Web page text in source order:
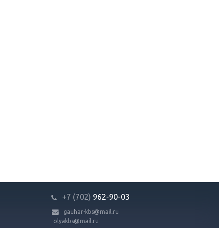
+7 (702) 962-90-03
gauhar-kbs@mail.ru
olyakbs@mail.ru